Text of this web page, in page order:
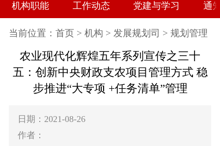
机构职能 工作动态 党建与学习 通
当前位置： 首页 > 机构 > 发展规划司 > 规划管理
农业现代化辉煌五年系列宣传之三十
五：创新中央财政支农项目管理方式 稳
步推进“大专项 +任务清单”管理
日期：2021-08-26
作者：